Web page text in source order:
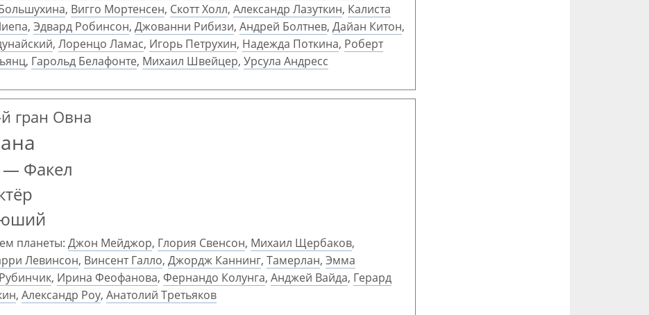
, Вигго Мортенсен, Скотт Холл, Александр Лазуткин, Калиста
, Эдвард Робинсон, Джованни Рибизи, Андрей Болтнев, Дайан Китон,
, Лоренцо Ламас, Игорь Петрухин, Надежда Поткина, Роберт
, Гарольд Белафонте, Михаил Швейцер, Урсула Андресс
гран Овна
— Факел
планеты: Джон Мейджор, Глория Свенсон, Михаил Щербаков,
Левинсон, Винсент Галло, Джордж Каннинг, Тамерлан, Эмма
, Ирина Феофанова, Фернандо Колунга, Анджей Вайда, Герард
, Александр Роу, Анатолий Третьяков